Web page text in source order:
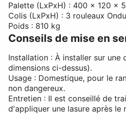
Palette (LxPxH) : 400 x 120 x
Colis (LxPxH) : 3 rouleaux
Poids : 810 kg
Conseils de mise en
Installation : À installer sur une
dimensions ci-dessus).
Usage : Domestique, pour le
non dangereux.
Entretien : Il est conseillé de
d'appliquer une lasure après le